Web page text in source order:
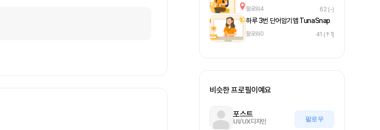
팔로워4 62 (-)
하루 3번 단어암기앱 TunaSnap
팔로워0 41 (↑1)
비슷한 프로필이예요
포스트
UI/UX디자인 팔로우